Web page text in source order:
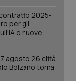
2025-
per gli
e nuove
agosto 26 città
Bolzano torna